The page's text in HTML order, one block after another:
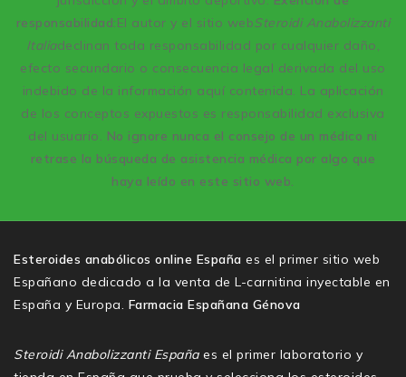
responsabilidad:El autor y el sitio webSteroidi Anabolizzanti
Italiadeclinan toda responsabilidad por cualquier daño,
efecto secundario o consecuencia legal derivada del uso
indebido de la información aquí contenida. La aplicación
de los conceptos expuestos es responsabilidad exclusiva
del usuario. No ignore nunca el consejo de un médico ni
retrase la búsqueda de asistencia médica por algo que
haya leído en este sitio web.
Esteroides anabólicos online España es el primer sitio web
Españano dedicado a la venta de L-carnitina inyectable en
España y Europa. Farmacia Españana Génova
Steroidi Anabolizzanti Españaes el primer laboratorio y